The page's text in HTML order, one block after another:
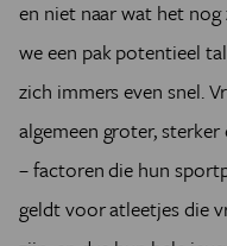
en niet naar wat het
we een pak potentieel
zich immers even snel.
algemeen groter,
– factoren die hun
geldt voor atleetjes die